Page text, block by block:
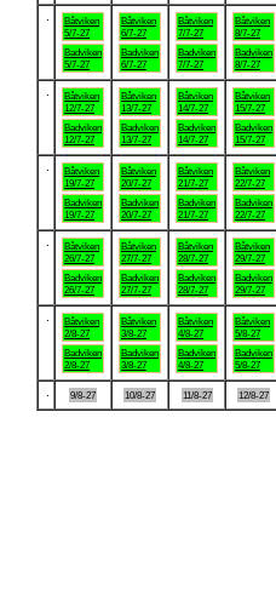
Båtviken
5/7-27
Badviken
5/7-27
Båtviken
6/7-27
Badviken
6/7-27
Båtviken
7/7-27
Badviken
7/7-27
Båtviken
8/7-27
Badviken
8/7-27
Båtviken
12/7-27
Badviken
12/7-27
Båtviken
13/7-27
Badviken
13/7-27
Båtviken
14/7-27
Badviken
14/7-27
Båtviken
15/7-27
Badviken
15/7-27
Båtviken
19/7-27
Badviken
19/7-27
Båtviken
20/7-27
Badviken
20/7-27
Båtviken
21/7-27
Badviken
21/7-27
Båtviken
22/7-27
Badviken
22/7-27
Båtviken
26/7-27
Badviken
26/7-27
Båtviken
27/7-27
Badviken
27/7-27
Båtviken
28/7-27
Badviken
28/7-27
Båtviken
29/7-27
Badviken
29/7-27
Båtviken
2/8-27
Badviken
2/8-27
Båtviken
3/8-27
Badviken
3/8-27
Båtviken
4/8-27
Badviken
4/8-27
Båtviken
5/8-27
Badviken
5/8-27
9/8-27 10/8-27 11/8-27 12/8-27